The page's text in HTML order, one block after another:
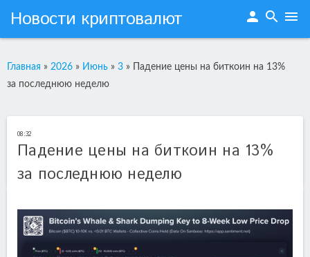
Новости криптовалют person search menu
Главная » 2026 » Июнь » 3 »
Падение цены на биткоин на 13%
за последнюю неделю
08:32
Падение цены на биткоин на 13%
за последнюю неделю